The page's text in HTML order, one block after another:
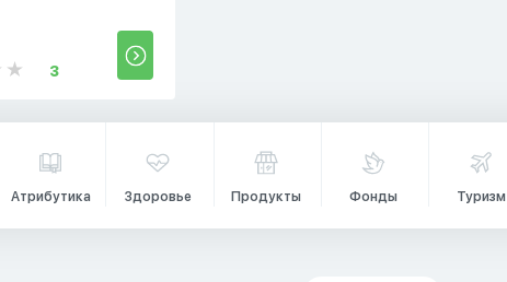
3
Атрибутика Здоровье Продукты Фонды Туризм